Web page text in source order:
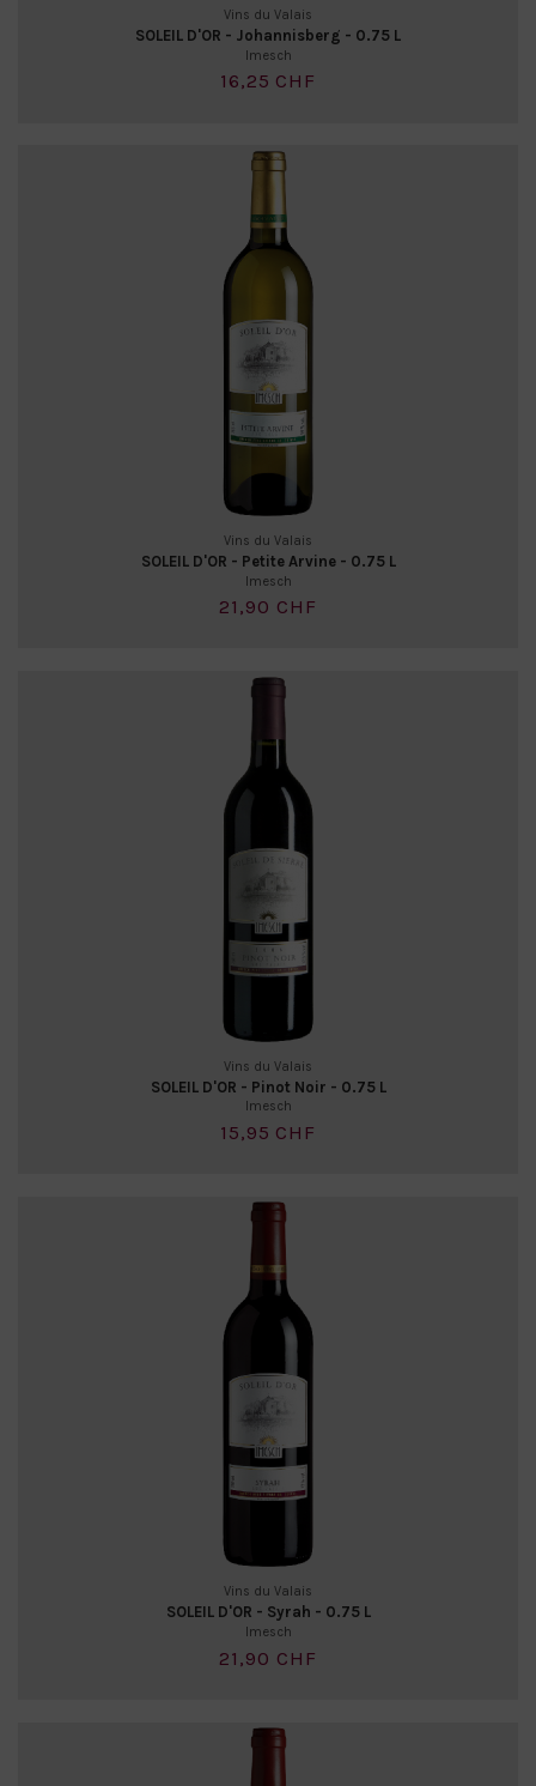
Vins du Valais
SOLEIL D'OR - Johannisberg - 0.75 L
Imesch
16,25 CHF
Vins du Valais
SOLEIL D'OR - Petite Arvine - 0.75 L
Imesch
21,90 CHF
Vins du Valais
SOLEIL D'OR - Pinot Noir - 0.75 L
Imesch
15,95 CHF
Vins du Valais
SOLEIL D'OR - Syrah - 0.75 L
Imesch
21,90 CHF